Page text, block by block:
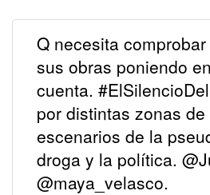
Q necesita
sus obras poniendo
cuenta.
por distintas zonas de
escenarios de la
droga y la política.
@maya_velasco.